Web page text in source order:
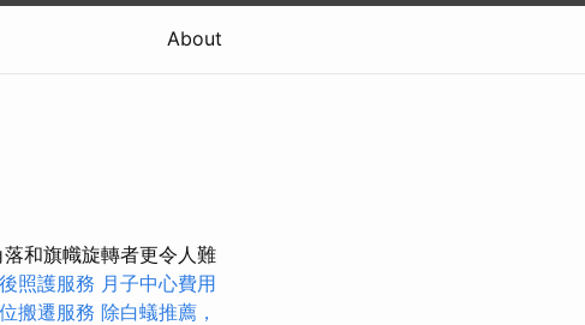
About
和旗幟旋轉者更令人難
照護服務 月子中心費用
搬遷服務 除白蟻推薦，